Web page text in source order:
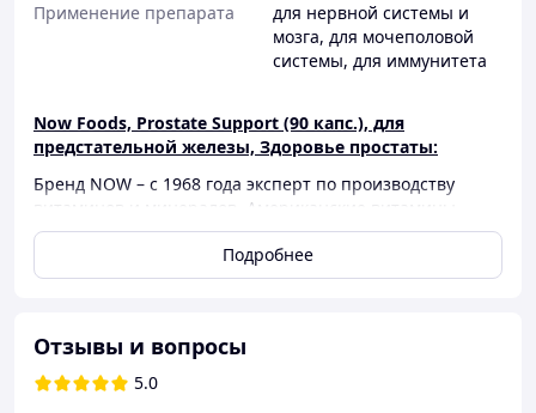
Применение препарата
для нервной системы и
мозга, для мочеполовой
системы, для иммунитета
Now Foods, Prostate Support (90 капс.), для
предстательной железы, Здоровье простаты:
Бренд NOW – с 1968 года эксперт по производству
витаминов и минералов. Американские витамины,
входящие в ТОП 5 лучших производителей во всем
мире. Качество, безопасность и эффективность
продуктов NOW признаны более чем в 70 странах
широкий ассортимент продукции среди
производителей витаминов 1400 уникальных SKU.
Подробнее
Отзывы и вопросы
5.0